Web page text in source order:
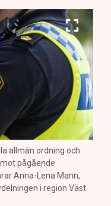
allmän ordning och
pågående
Anna-Lena Mann,
i region Väst.